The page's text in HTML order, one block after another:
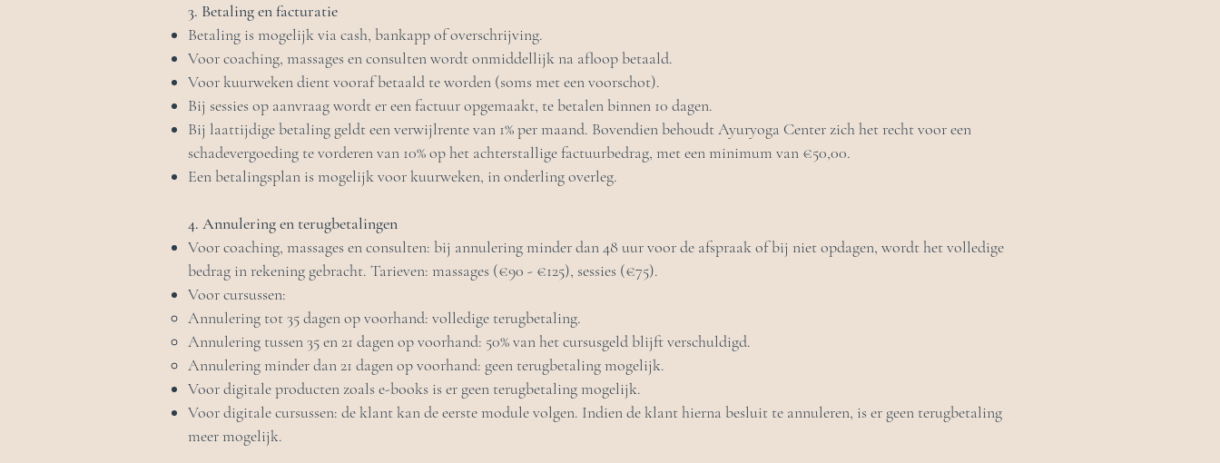
3. Betaling en facturatie
Betaling is mogelijk via cash, bankapp of overschrijving.
Voor coaching, massages en consulten wordt onmiddellijk na afloop betaald.
Voor kuurweken dient vooraf betaald te worden (soms met een voorschot).
Bij sessies op aanvraag wordt er een factuur opgemaakt, te betalen binnen 10 dagen.
Bij laattijdige betaling geldt een verwijlrente van 1% per maand. Bovendien behoudt Ayuryoga Center zich het recht voor een
schadevergoeding te vorderen van 10% op het achterstallige factuurbedrag, met een minimum van €50,00.
Een betalingsplan is mogelijk voor kuurweken, in onderling overleg.
4. Annulering en terugbetalingen
Voor coaching, massages en consulten: bij annulering minder dan 48 uur voor de afspraak of bij niet opdagen, wordt het volledige
bedrag in rekening gebracht. Tarieven: massages (€90 - €125), sessies (€75).
Voor cursussen:
Annulering tot 35 dagen op voorhand: volledige terugbetaling.
Annulering tussen 35 en 21 dagen op voorhand: 50% van het cursusgeld blijft verschuldigd.
Annulering minder dan 21 dagen op voorhand: geen terugbetaling mogelijk.
Voor digitale producten zoals e-books is er geen terugbetaling mogelijk.
Voor digitale cursussen: de klant kan de eerste module volgen. Indien de klant hierna besluit te annuleren, is er geen terugbetaling
meer mogelijk.